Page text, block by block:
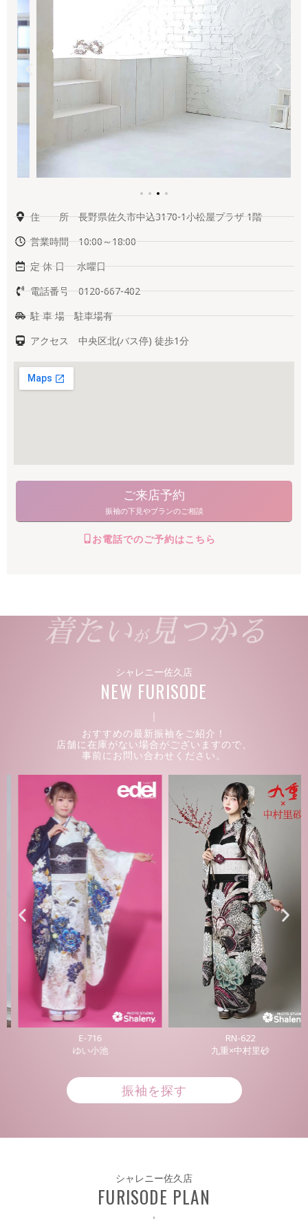
住 所 長野県佐久市中込3170-1小松屋プラザ 1階
営業時間 10:00～18:00
定 休 日 水曜日
電話番号 0120-667-402
駐 車 場 駐車場有
アクセス 中央区北(バス停) 徒歩1分
ご来店予約
振袖の下見やプランのご相談
お電話でのご予約はこちら
着たいが見つかる
シャレニー佐久店
NEW FURISODE
｜
おすすめの最新振袖をご紹介！
店舗に在庫がない場合がございますので、
事前にお問い合わせください。
E-716
ゆい小池
RN-622
九重×中村里砂
振袖を探す
シャレニー佐久店
FURISODE PLAN